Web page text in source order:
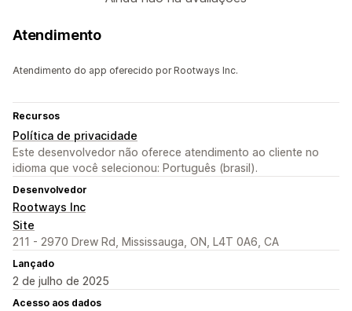
Atendimento
Atendimento do app oferecido por Rootways Inc.
Recursos
Política de privacidade
Este desenvolvedor não oferece atendimento ao cliente no
idioma que você selecionou: Português (brasil).
Desenvolvedor
Rootways Inc
Site
211 - 2970 Drew Rd, Mississauga, ON, L4T 0A6, CA
Lançado
2 de julho de 2025
Acesso aos dados